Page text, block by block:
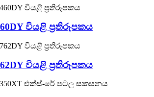
වියළි ප්‍රතිරූපකය
වියළි ප්‍රතිරූපකය